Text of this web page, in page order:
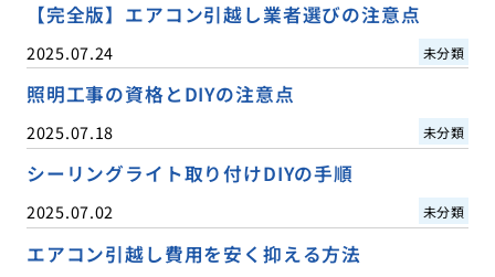
【完全版】エアコン引越し業者選びの注意点
2025.07.24 未分類
照明工事の資格とDIYの注意点
2025.07.18 未分類
シーリングライト取り付けDIYの手順
2025.07.02 未分類
エアコン引越し費用を安く抑える方法